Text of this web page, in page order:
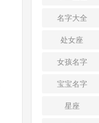
名字大全
处女座
女孩名字
宝宝名字
星座